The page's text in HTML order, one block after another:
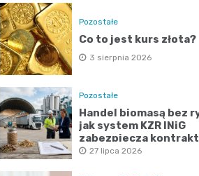
Pozostałe
Co to jest kurs złota?
3 sierpnia 2026
Pozostałe
Handel biomasą bez
jak system KZR INiG
zabezpiecza
terminowe?
27 lipca 2026